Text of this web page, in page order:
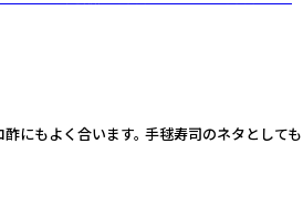
く合います。 手毬寿司のネタとし